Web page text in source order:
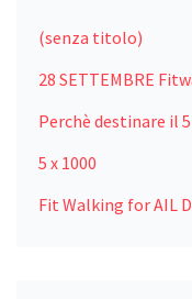
(senza titolo)
28 SETTEMBRE
Perchè destinare il 5
5 x 1000
Fit Walking for AIL